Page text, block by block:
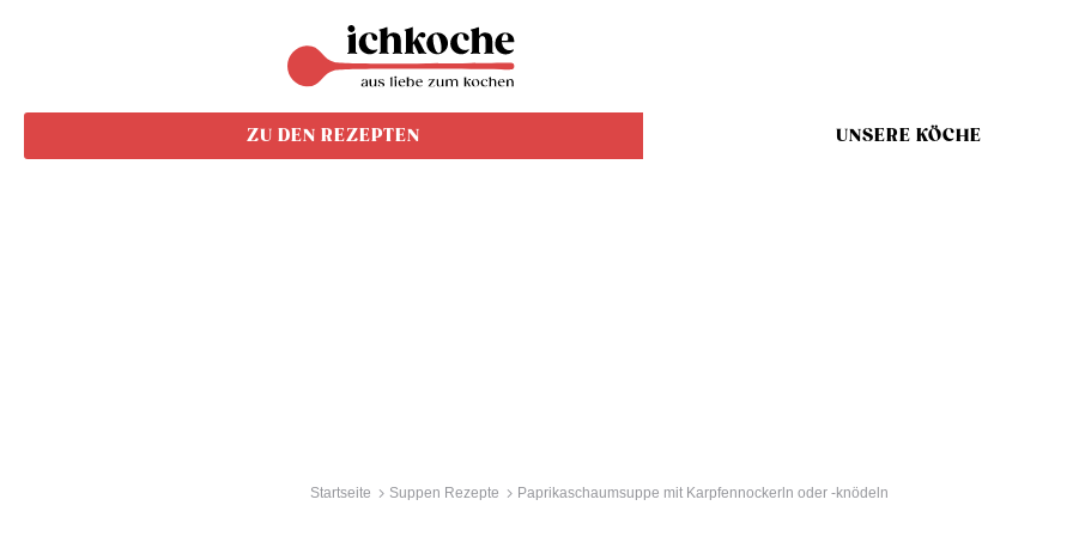
ZU DEN REZEPTEN UNSERE KÖCHE
Startseite Suppen Rezepte Paprikaschaumsuppe mit Karpfennockerln oder -knödeln